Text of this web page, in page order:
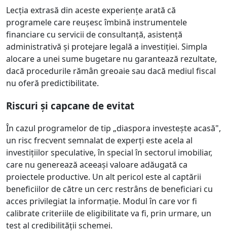
Lecția extrasă din aceste experiențe arată că
programele care reușesc îmbină instrumentele
financiare cu servicii de consultanță, asistență
administrativă și protejare legală a investiției. Simpla
alocare a unei sume bugetare nu garantează rezultate,
dacă procedurile rămân greoaie sau dacă mediul fiscal
nu oferă predictibilitate.
Riscuri și capcane de evitat
În cazul programelor de tip „diaspora investește acasă",
un risc frecvent semnalat de experți este acela al
investițiilor speculative, în special în sectorul imobiliar,
care nu generează aceeași valoare adăugată ca
proiectele productive. Un alt pericol este al captării
beneficiilor de către un cerc restrâns de beneficiari cu
acces privilegiat la informație. Modul în care vor fi
calibrate criteriile de eligibilitate va fi, prin urmare, un
test al credibilității schemei.